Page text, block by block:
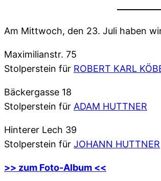
Am Mittwoch, den 23. Juli haben
Maximilianstr. 75
Stolperstein für ROBERT KARL
Bäckergasse 18
Stolperstein für ADAM HUTTNER
Hinterer Lech 39
Stolperstein für JOHANN HUTTNER
>> zum Foto-Album <<